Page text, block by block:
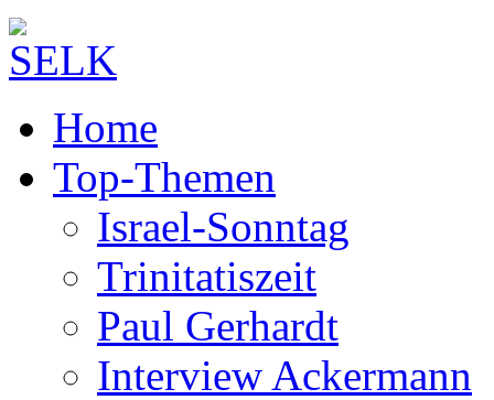
Home
Top-Themen
Israel-Sonntag
Trinitatiszeit
Paul Gerhardt
Interview Ackermann